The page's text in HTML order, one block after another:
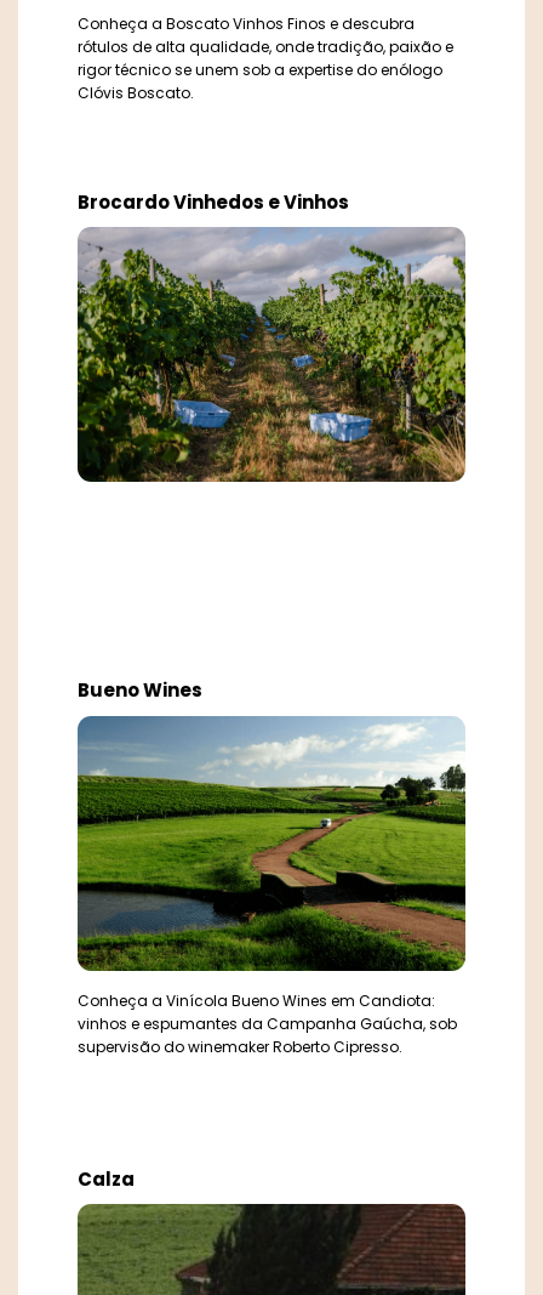
Terraças
Conheça a Boscato Vinhos Finos e descubra
rótulos de alta qualidade, onde tradição, paixão e
rigor técnico se unem sob a expertise do enólogo
Clóvis Boscato.
Brocardo Vinhedos e Vinhos
Bueno Wines
Conheça a Vinícola Bueno Wines em Candiota:
vinhos e espumantes da Campanha Gaúcha, sob
supervisão do winemaker Roberto Cipresso.
Calza